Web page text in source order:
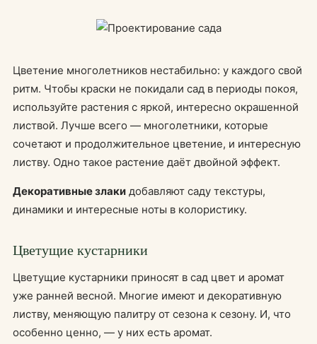
Цветение многолетников нестабильно: у каждого свой
ритм. Чтобы краски не покидали сад в периоды покоя,
используйте растения с яркой, интересно окрашенной
листвой. Лучше всего — многолетники, которые
сочетают и продолжительное цветение, и интересную
листву. Одно такое растение даёт двойной эффект.
Декоративные злаки добавляют саду текстуры,
динамики и интересные ноты в колористику.
Цветущие кустарники
Цветущие кустарники приносят в сад цвет и аромат
уже ранней весной. Многие имеют и декоративную
листву, меняющую палитру от сезона к сезону. И, что
особенно ценно, — у них есть аромат.